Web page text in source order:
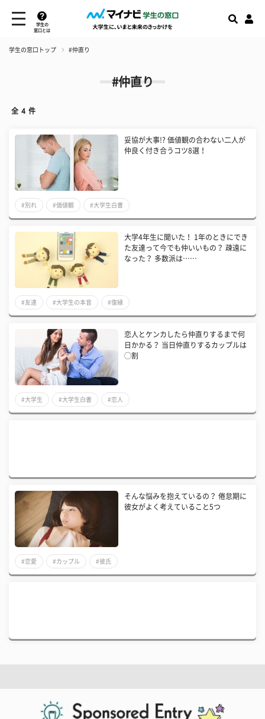
学生の
窓口とは
学生の窓口トップ #仲直り
#仲直り
全 4 件
妥協が大事!? 価値観の合わない二人が
仲良く付き合うコツ8選！
#別れ #価値観 #大学生白書
大学4年生に聞いた！ 1年のときにでき
た友達って今でも仲いいもの？ 疎遠に
なった？ 多数派は……
#友達 #大学生の本音 #復縁
恋人とケンカしたら仲直りするまで何
日かかる？ 当日仲直りするカップルは
◯割
#大学生 #大学生白書 #恋人
そんな悩みを抱えているの？ 倦怠期に
彼女がよく考えていること5つ
#恋愛 #カップル #彼氏